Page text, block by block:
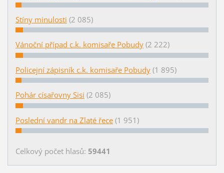
Stíny minulosti (2 085)
Vánoční případ c.k. komisaře Pobudy (2 222)
Policejní zápisník c.k. komisaře Pobudy (1 895)
Pohár císařovny Sisi (2 085)
Poslední vandr na Zlaté řece (1 951)
Celkový počet hlasů: 59441